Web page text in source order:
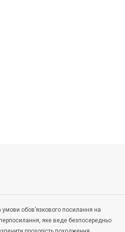
умови обов’язкового посилання на
яке веде безпосередньо